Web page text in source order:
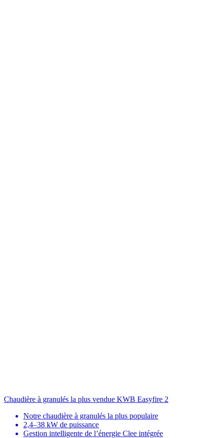
Chaudière à granulés la plus vendue KWB Easyfire 2
Notre chaudière à granulés la plus populaire
2,4–38 kW de puissance
Gestion intelligente de l’énergie Clee intégrée